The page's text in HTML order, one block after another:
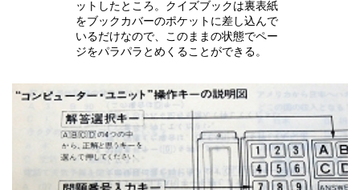
ットしたところ。クイズブックは裏表紙
をブックカバーのポケットに差し込んで
いるだけなので、このままの状態でペー
ジをパラパラとめくることができる。